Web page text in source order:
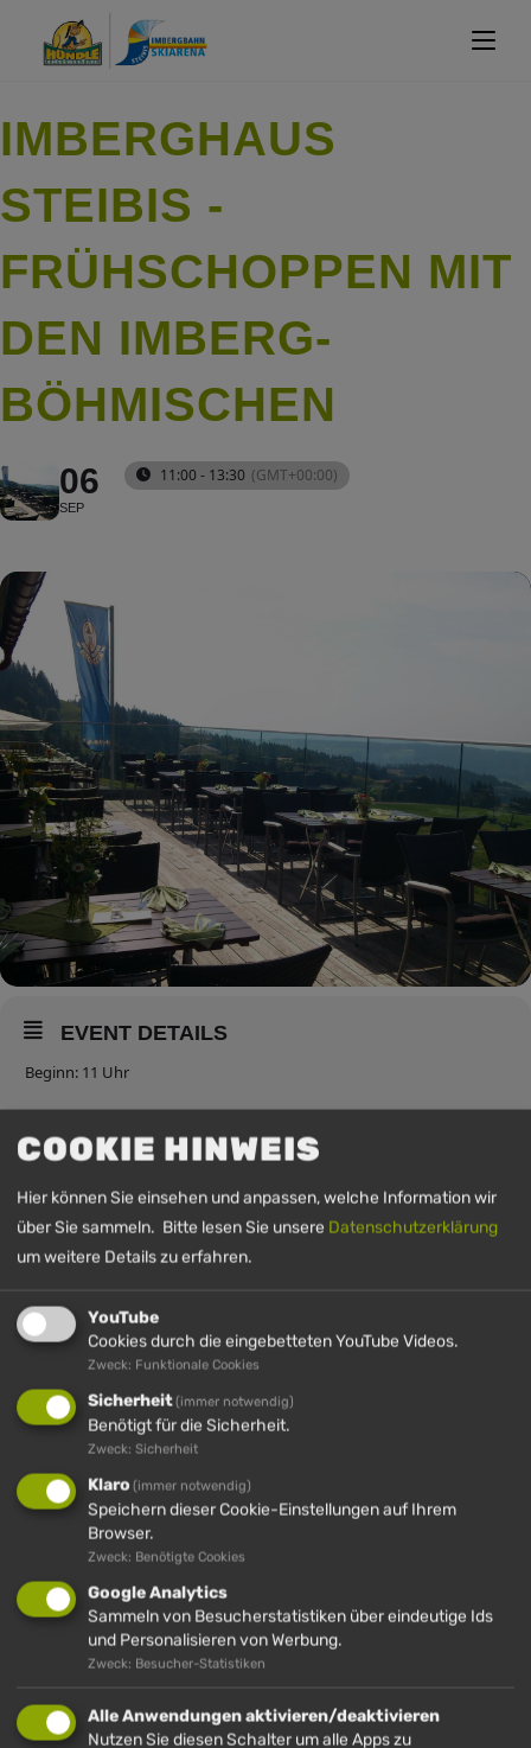
IMBERGHAUS
STEIBIS -
FRÜHSCHOPPEN MIT
DEN IMBERG-
BÖHMISCHEN
06
SEP
11:00 - 13:30 (GMT+00:00)
EVENT DETAILS
Beginn: 11 Uhr
UHRZEIT
6. September 202611:00-13:30 (GMT+00:00)
IMBERG HÜNDLE
IMBERG
HÜNDLE GMBH & CO. KG
Hinterstaufen 10
+49 (0)8386 2720
COOKIE HINWEIS
Hier können Sie einsehen und anpassen, welche Information wir
über Sie sammeln. Bitte lesen Sie unsere Datenschutzerklärung
um weitere Details zu erfahren.
YouTube
Cookies durch die eingebetteten YouTube Videos.
Zweck: Funktionale Cookies
Sicherheit(immer notwendig)
Benötigt für die Sicherheit.
Zweck: Sicherheit
Klaro (immer notwendig)
Speichern dieser Cookie-Einstellungen auf Ihrem
Browser.
Zweck: Benötigte Cookies
Google Analytics
Sammeln von Besucherstatistiken über eindeutige Ids
und Personalisieren von Werbung.
Zweck: Besucher-Statistiken
Alle Anwendungen aktivieren/deaktivieren
Nutzen Sie diesen Schalter um alle Apps zu